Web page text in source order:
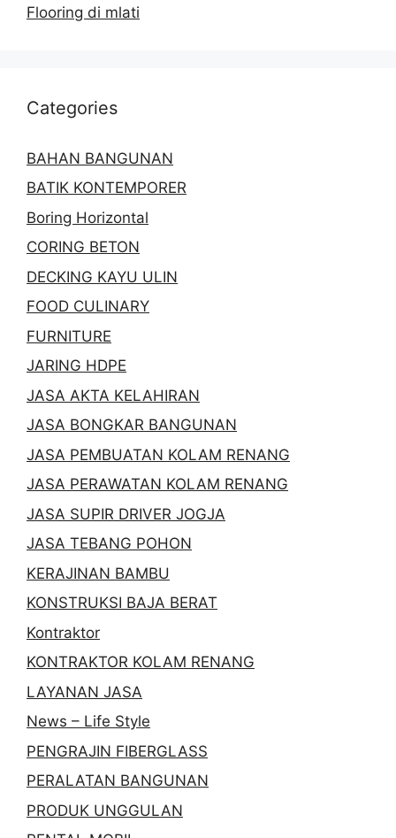
Flooring di mlati
Categories
BAHAN BANGUNAN
BATIK KONTEMPORER
Boring Horizontal
CORING BETON
DECKING KAYU ULIN
FOOD CULINARY
FURNITURE
JARING HDPE
JASA AKTA KELAHIRAN
JASA BONGKAR BANGUNAN
JASA PEMBUATAN KOLAM RENANG
JASA PERAWATAN KOLAM RENANG
JASA SUPIR DRIVER JOGJA
JASA TEBANG POHON
KERAJINAN BAMBU
KONSTRUKSI BAJA BERAT
Kontraktor
KONTRAKTOR KOLAM RENANG
LAYANAN JASA
News – Life Style
PENGRAJIN FIBERGLASS
PERALATAN BANGUNAN
PRODUK UNGGULAN